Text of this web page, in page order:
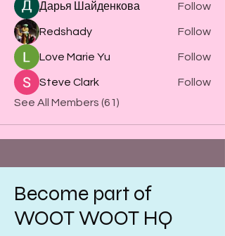
Дарья Шайденкова Follow
Redshady Follow
Love Marie Yu Follow
Steve Clark
Follow
See All Members (61)
Become part of
WOOT WOOT HQ